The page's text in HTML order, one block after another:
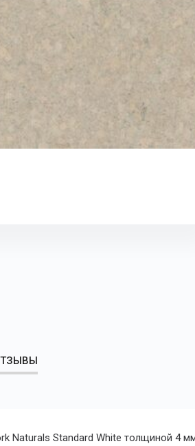
Naturals Standard White толщиной 4